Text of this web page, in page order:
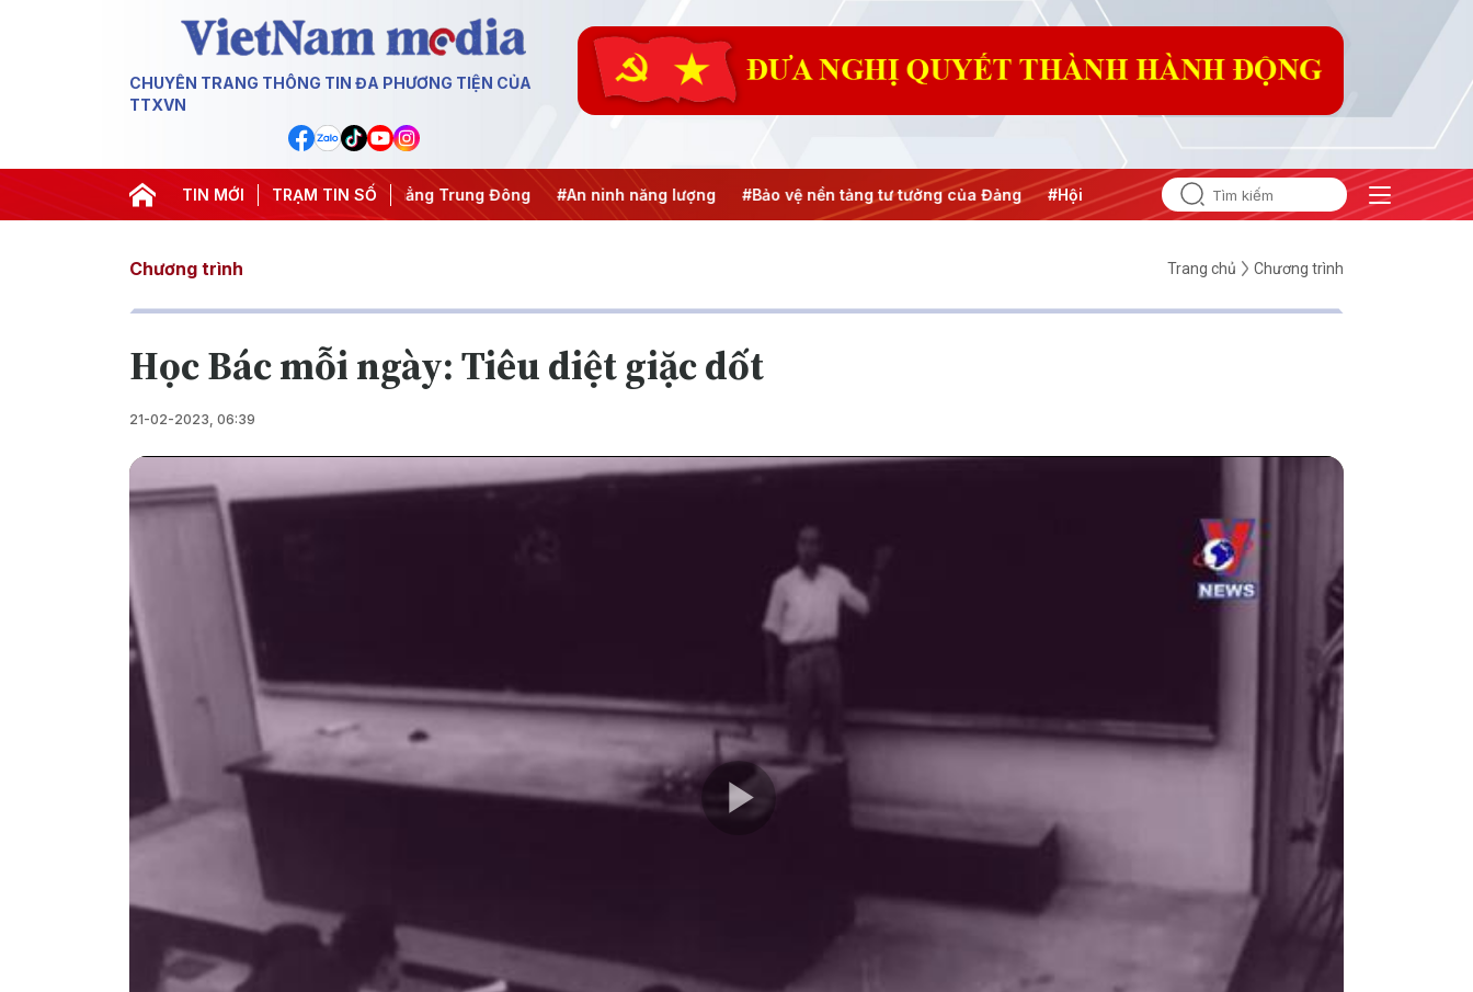
CHUYÊN TRANG THÔNG TIN ĐA PHƯƠNG TIỆN CỦA
TTXVN
TIN MỚI TRẠM TIN SỐ
#Chống khai thác IUU #Căng thẳng Trung Đông #An ninh năng lượng #Bảo vệ nền tảng tư tưởng của Đảng #Hội nghị Trung ương 3
Chương trình Trang chủ Chương trình
Học Bác mỗi ngày: Tiêu diệt giặc dốt
21-02-2023, 06:39
Video